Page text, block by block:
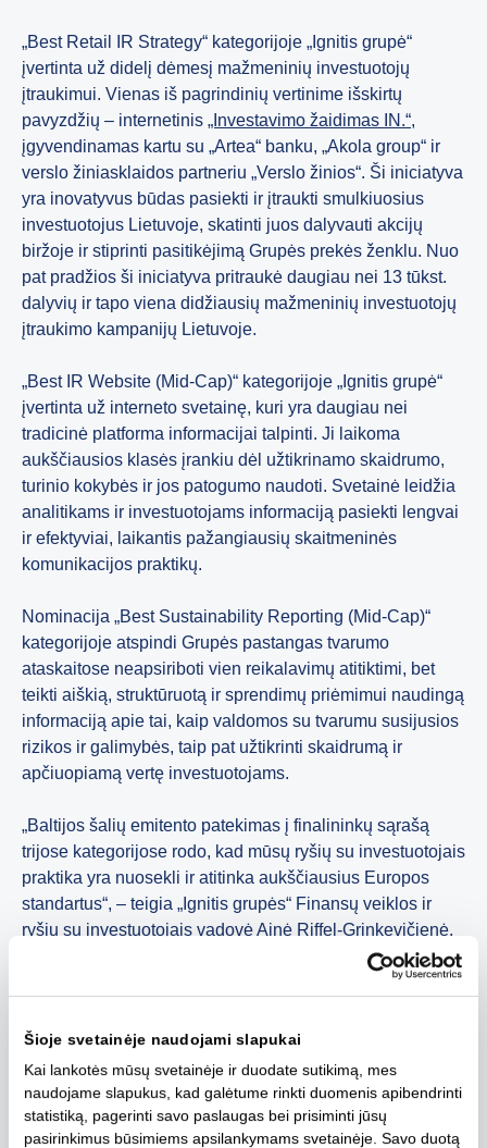
Šioje svetainėje naudojami slapukai
Kai lankotės mūsų svetainėje ir duodate sutikimą, mes
naudojame slapukus, kad galėtume rinkti duomenis apibendrinti
statistiką, pagerinti savo paslaugas bei prisiminti jūsų
pasirinkimus būsimiems apsilankymams svetainėje. Savo duotą
„Best Retail IR Strategy“ kategorijoje „Ignitis grupė“
įvertinta už didelį dėmesį mažmeninių investuotojų
įtraukimui. Vienas iš pagrindinių vertinime išskirtų
pavyzdžių – internetinis „Investavimo žaidimas IN.“,
įgyvendinamas kartu su „Artea“ banku, „Akola group“ ir
verslo žiniasklaidos partneriu „Verslo žinios“. Ši iniciatyva
yra inovatyvus būdas pasiekti ir įtraukti smulkiuosius
investuotojus Lietuvoje, skatinti juos dalyvauti akcijų
biržoje ir stiprinti pasitikėjimą Grupės prekės ženklu. Nuo
pat pradžios ši iniciatyva pritraukė daugiau nei 13 tūkst.
dalyvių ir tapo viena didžiausių mažmeninių investuotojų
įtraukimo kampanijų Lietuvoje.
„Best IR Website (Mid-Cap)“ kategorijoje „Ignitis grupė“
įvertinta už interneto svetainę, kuri yra daugiau nei
tradicinė platforma informacijai talpinti. Ji laikoma
aukščiausios klasės įrankiu dėl užtikrinamo skaidrumo,
turinio kokybės ir jos patogumo naudoti. Svetainė leidžia
analitikams ir investuotojams informaciją pasiekti lengvai
ir efektyviai, laikantis pažangiausių skaitmeninės
komunikacijos praktikų.
Nominacija „Best Sustainability Reporting (Mid-Cap)“
kategorijoje atspindi Grupės pastangas tvarumo
ataskaitose neapsiriboti vien reikalavimų atitiktimi, bet
teikti aiškią, struktūruotą ir sprendimų priėmimui naudingą
informaciją apie tai, kaip valdomos su tvarumu susijusios
rizikos ir galimybės, taip pat užtikrinti skaidrumą ir
apčiuopiamą vertę investuotojams.
„Baltijos šalių emitento patekimas į finalininkų sąrašą
trijose kategorijose rodo, kad mūsų ryšių su investuotojais
praktika yra nuosekli ir atitinka aukščiausius Europos
standartus“, – teigia „Ignitis grupės“ Finansų veiklos ir
ryšių su investuotojais vadovė Ainė Riffel‑Grinkevičienė.
„Siekiame teikti aiškią, aktualią ir lengvai prieinamą
informaciją bei nuolat ieškome inovatyvių būdų įtraukti
Tai jau trečias kartas, kai „Ignitis grupė“ yra nominuota „IR
Impact Awards Europe“ apdovanojimams.
„IR Impact Awards Europe“ laikomi vienu svarbiausių